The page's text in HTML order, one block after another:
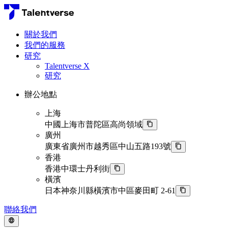
關於我們
我們的服務
研究
Talentverse X
研究
辦公地點
上海
中國上海市普陀區高尚領域
廣州
廣東省廣州市越秀區中山五路193號
香港
香港中環士丹利街
橫濱
日本神奈川縣橫濱市中區麥田町 2-61
聯絡我們